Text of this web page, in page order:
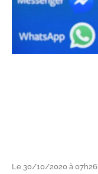
Le 30/10/2020 à 07h26